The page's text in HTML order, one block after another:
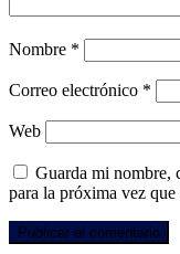
Nombre *
Correo electrónico *
Web
Guarda mi nombre,
para la próxima vez que